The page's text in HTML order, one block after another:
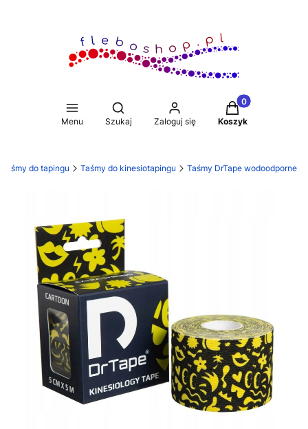
Menu
Otwórz wyszukiwarkę
Szukaj Zaloguj się
Produkty w
Koszyk
Taśmy do tapingu Taśmy do kinesiotapingu Taśmy DrTape wodoodporne